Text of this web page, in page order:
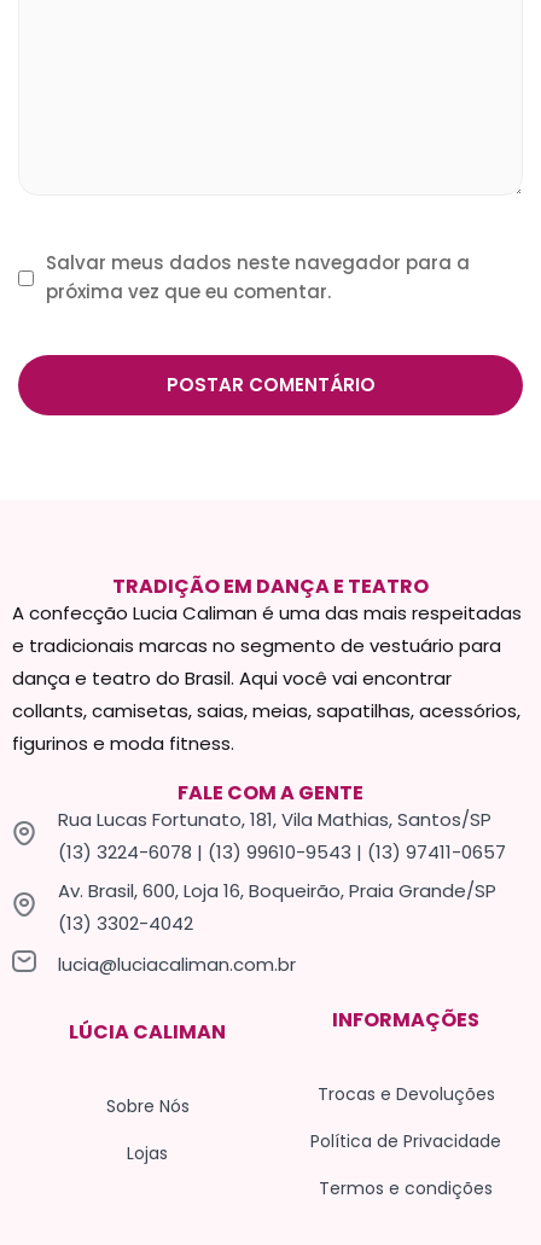
Salvar meus dados neste navegador para a
próxima vez que eu comentar.
TRADIÇÃO EM DANÇA E TEATRO
A confecção Lucia Caliman é uma das mais respeitadas
e tradicionais marcas no segmento de vestuário para
dança e teatro do Brasil. Aqui você vai encontrar
collants, camisetas, saias, meias, sapatilhas, acessórios,
figurinos e moda fitness.
FALE COM A GENTE
Rua Lucas Fortunato, 181, Vila Mathias, Santos/SP
(13) 3224-6078 | (13) 99610-9543 | (13) 97411-0657
Av. Brasil, 600, Loja 16, Boqueirão, Praia Grande/SP
(13) 3302-4042
lucia@luciacaliman.com.br
LÚCIA CALIMAN
Sobre Nós
Lojas
INFORMAÇÕES
Trocas e Devoluções
Política de Privacidade
Termos e condições